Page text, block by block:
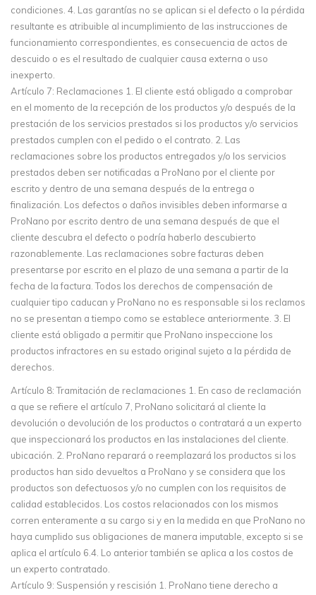
condiciones. 4. Las garantías no se aplican si el defecto o la pérdida
resultante es atribuible al incumplimiento de las instrucciones de
funcionamiento correspondientes, es consecuencia de actos de
descuido o es el resultado de cualquier causa externa o uso
inexperto.
Artículo 7: Reclamaciones 1. El cliente está obligado a comprobar
en el momento de la recepción de los productos y/o después de la
prestación de los servicios prestados si los productos y/o servicios
prestados cumplen con el pedido o el contrato. 2. Las
reclamaciones sobre los productos entregados y/o los servicios
prestados deben ser notificadas a ProNano por el cliente por
escrito y dentro de una semana después de la entrega o
finalización. Los defectos o daños invisibles deben informarse a
ProNano por escrito dentro de una semana después de que el
cliente descubra el defecto o podría haberlo descubierto
razonablemente. Las reclamaciones sobre facturas deben
presentarse por escrito en el plazo de una semana a partir de la
fecha de la factura. Todos los derechos de compensación de
cualquier tipo caducan y ProNano no es responsable si los reclamos
no se presentan a tiempo como se establece anteriormente. 3. El
cliente está obligado a permitir que ProNano inspeccione los
productos infractores en su estado original sujeto a la pérdida de
derechos.
Artículo 8: Tramitación de reclamaciones 1. En caso de reclamación
a que se refiere el artículo 7, ProNano solicitará al cliente la
devolución o devolución de los productos o contratará a un experto
que inspeccionará los productos en las instalaciones del cliente.
ubicación. 2. ProNano reparará o reemplazará los productos si los
productos han sido devueltos a ProNano y se considera que los
productos son defectuosos y/o no cumplen con los requisitos de
calidad establecidos. Los costos relacionados con los mismos
corren enteramente a su cargo si y en la medida en que ProNano no
haya cumplido sus obligaciones de manera imputable, excepto si se
aplica el artículo 6.4. Lo anterior también se aplica a los costos de
un experto contratado.
Artículo 9: Suspensión y rescisión 1. ProNano tiene derecho a